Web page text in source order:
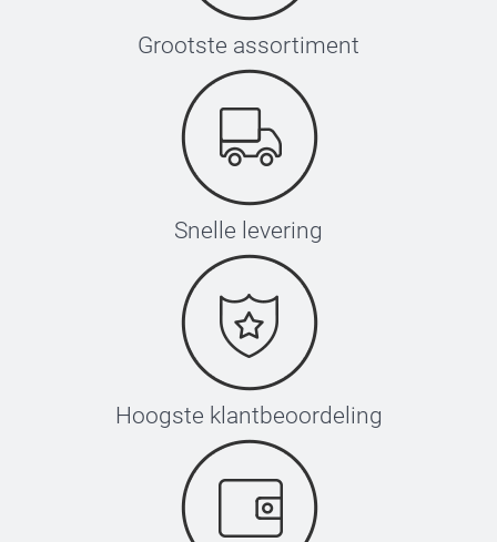
Grootste assortiment
Snelle levering
Hoogste klantbeoordeling